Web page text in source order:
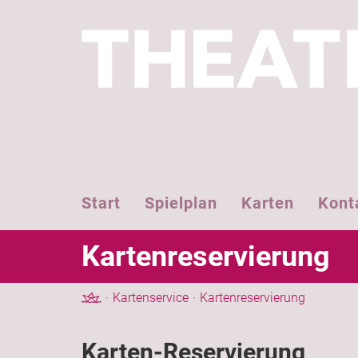
Start Spielplan Karten
Kartenreservierung
Kartenservice Kartenreservierung
Karten-Reservierung